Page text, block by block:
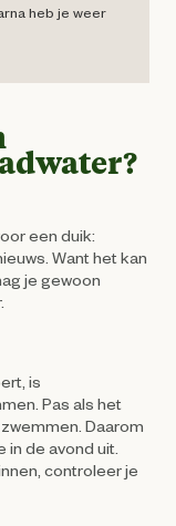
heb je weer
een duik:
Want het kan
je gewoon
is
Pas als het
Daarom
de avond uit.
controleer je